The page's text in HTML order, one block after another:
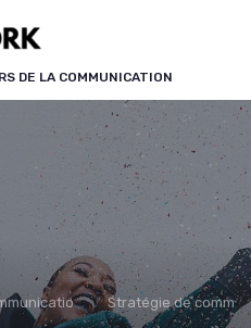
DE LA COMMUNICATION
& Image Stratégie de